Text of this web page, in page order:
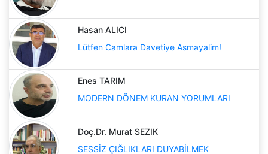
Hasan ALICI
Lütfen Camlara Davetiye Asmayalim!
Enes TARIM
MODERN DÖNEM KURAN YORUMLARI
Doç.Dr. Murat SEZIK
SESSİZ ÇIĞLIKLARI DUYABİLMEK